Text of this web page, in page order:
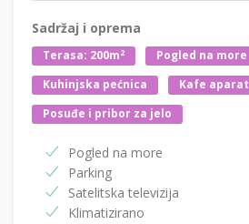
Sadržaj i oprema
Terasa: 200m2 Pogled na more
Kuhinjska pećnica
Kafe aparat
Posuđe i pribor za jelo
Pogled na more
Parking
Satelitska televizija
Klimatizirano